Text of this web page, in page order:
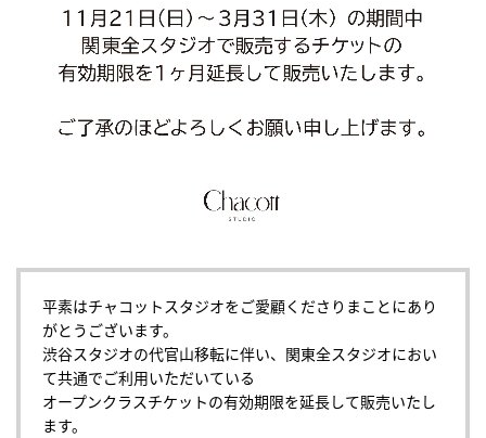
平素はチャコットスタジオをご愛顧くださりまことにあり
がとうございます。
渋谷スタジオの代官山移転に伴い、関東全スタジオにおい
て共通でご利用いただいている
オープンクラスチケットの有効期限を延長して販売いたし
ます。